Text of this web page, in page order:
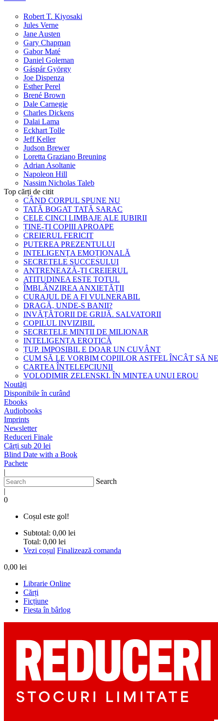
Robert T. Kiyosaki
Jules Verne
Jane Austen
Gary Chapman
Gabor Maté
Daniel Goleman
Gáspár György
Joe Dispenza
Esther Perel
Brené Brown
Dale Carnegie
Charles Dickens
Dalai Lama
Eckhart Tolle
Jeff Keller
Judson Brewer
Loretta Graziano Breuning
Adrian Asoltanie
Napoleon Hill
Nassim Nicholas Taleb
Top cărți de citit
CÂND CORPUL SPUNE NU
TATĂ BOGAT TATĂ SARAC
CELE CINCI LIMBAJE ALE IUBIRII
ȚINE-ȚI COPIII APROAPE
CREIERUL FERICIT
PUTEREA PREZENTULUI
INTELIGENȚA EMOȚIONALĂ
SECRETELE SUCCESULUI
ANTRENEAZĂ-ȚI CREIERUL
ATITUDINEA ESTE TOTUL
ÎMBLÂNZIREA ANXIETĂȚII
CURAJUL DE A FI VULNERABIL
DRAGĂ, UNDE-S BANII?
INVĂȚĂTORII DE GRIJĂ. SALVATORII
COPILUL INVIZIBIL
SECRETELE MINȚII DE MILIONAR
INTELIGENȚA EROTICĂ
ȚUP. IMPOSIBIL E DOAR UN CUVÂNT
CUM SĂ LE VORBIM COPIILOR ASTFEL ÎNCÂT SĂ
CARTEA ÎNȚELEPCIUNII
VOLODIMIR ZELENSKI. ÎN MINTEA UNUI EROU
Noutăți
Disponibile în curând
Ebooks
Audiobooks
Imprints
Newsletter
Reduceri Finale
Cărți sub 20 lei
Blind Date with a Book
Pachete
|
Search
|
0
Coșul este gol!
Subtotal: 0,00 lei
Total: 0,00 lei
Vezi coșul Finalizează comanda
0,00 lei
Librarie Online
Cărți
Ficțiune
Fiesta în bârlog